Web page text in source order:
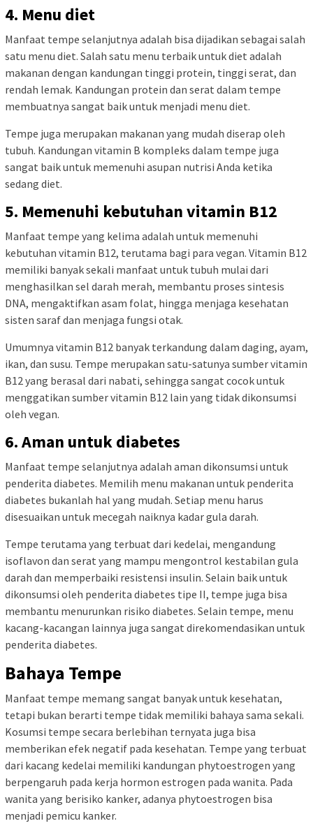
4. Menu diet
Manfaat tempe selanjutnya adalah bisa dijadikan sebagai salah
satu menu diet. Salah satu menu terbaik untuk diet adalah
makanan dengan kandungan tinggi protein, tinggi serat, dan
rendah lemak. Kandungan protein dan serat dalam tempe
membuatnya sangat baik untuk menjadi menu diet.
Tempe juga merupakan makanan yang mudah diserap oleh
tubuh. Kandungan vitamin B kompleks dalam tempe juga
sangat baik untuk memenuhi asupan nutrisi Anda ketika
sedang diet.
5. Memenuhi kebutuhan vitamin B12
Manfaat tempe yang kelima adalah untuk memenuhi
kebutuhan vitamin B12, terutama bagi para vegan. Vitamin B12
memiliki banyak sekali manfaat untuk tubuh mulai dari
menghasilkan sel darah merah, membantu proses sintesis
DNA, mengaktifkan asam folat, hingga menjaga kesehatan
sisten saraf dan menjaga fungsi otak.
Umumnya vitamin B12 banyak terkandung dalam daging, ayam,
ikan, dan susu. Tempe merupakan satu-satunya sumber vitamin
B12 yang berasal dari nabati, sehingga sangat cocok untuk
menggatikan sumber vitamin B12 lain yang tidak dikonsumsi
oleh vegan.
6. Aman untuk diabetes
Manfaat tempe selanjutnya adalah aman dikonsumsi untuk
penderita diabetes. Memilih menu makanan untuk penderita
diabetes bukanlah hal yang mudah. Setiap menu harus
disesuaikan untuk mecegah naiknya kadar gula darah.
Tempe terutama yang terbuat dari kedelai, mengandung
isoflavon dan serat yang mampu mengontrol kestabilan gula
darah dan memperbaiki resistensi insulin. Selain baik untuk
dikonsumsi oleh penderita diabetes tipe II, tempe juga bisa
membantu menurunkan risiko diabetes. Selain tempe, menu
kacang-kacangan lainnya juga sangat direkomendasikan untuk
penderita diabetes.
Bahaya Tempe
Manfaat tempe memang sangat banyak untuk kesehatan,
tetapi bukan berarti tempe tidak memiliki bahaya sama sekali.
Kosumsi tempe secara berlebihan ternyata juga bisa
memberikan efek negatif pada kesehatan. Tempe yang terbuat
dari kacang kedelai memiliki kandungan phytoestrogen yang
berpengaruh pada kerja hormon estrogen pada wanita. Pada
wanita yang berisiko kanker, adanya phytoestrogen bisa
menjadi pemicu kanker.